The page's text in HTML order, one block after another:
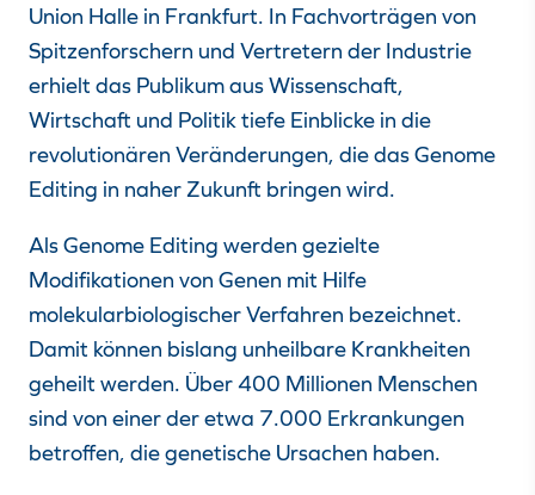
Union Halle in Frankfurt. In Fachvorträgen von
Spitzenforschern und Vertretern der Industrie
erhielt das Publikum aus Wissenschaft,
Wirtschaft und Politik tiefe Einblicke in die
revolutionären Veränderungen, die das Genome
Editing in naher Zukunft bringen wird.
Als Genome Editing werden gezielte
Modifikationen von Genen mit Hilfe
molekularbiologischer Verfahren bezeichnet.
Damit können bislang unheilbare Krankheiten
geheilt werden. Über 400 Millionen Menschen
sind von einer der etwa 7.000 Erkrankungen
betroffen, die genetische Ursachen haben.